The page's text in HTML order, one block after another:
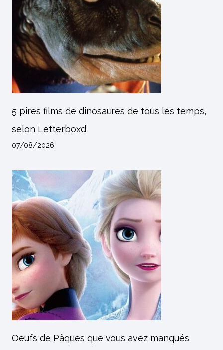
5 pires films de dinosaures de tous les temps,
selon Letterboxd
07/08/2026
Oeufs de Pâques que vous avez manqués